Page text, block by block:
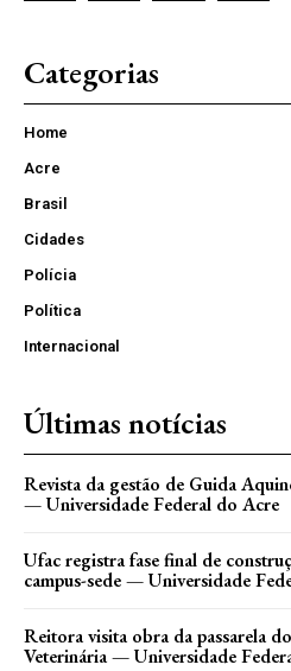
Categorias
Home
Acre
Brasil
Cidades
Polícia
Política
Internacional
Últimas notícias
Revista da gestão de Guida
— Universidade Federal do Acre
Ufac registra fase final de
campus-sede — Universidade
Reitora visita obra da passarela
Veterinária — Universidade